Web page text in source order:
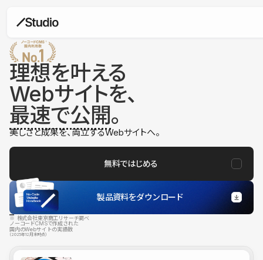
理想を叶える
Webサイトを、
最速で公開。
美しさと成果を、両立するWebサイトへ。
無料ではじめる
製品資料をダウンロード
※ 株式会社東京商工リサーチ調べ
ノーコードCMSで作成された
国内のWebサイトの実績数
（2025年12月末時点）